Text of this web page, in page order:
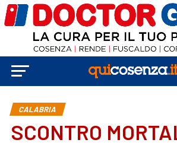
CALABRIA
SCONTRO